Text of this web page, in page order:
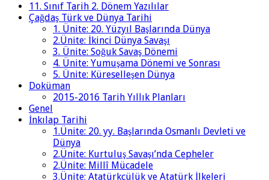
11. Sınıf Tarih 2. Dönem Yazılılar
Çağdaş Türk ve Dünya Tarihi
1. Ünite: 20. Yüzyıl Başlarında Dünya
2.Ünite: İkinci Dünya Savaşı
3. Ünite: Soğuk Savaş Dönemi
4. Ünite: Yumuşama Dönemi ve Sonrası
5. Ünite: Küreselleşen Dünya
Doküman
2015-2016 Tarih Yıllık Planları
Genel
İnkılap Tarihi
1.Ünite: 20. yy. Başlarında Osmanlı Devleti ve
Dünya
2.Ünite: Kurtuluş Savaşı’nda Cepheler
2.Ünite: Millî Mücadele
3.Ünite: Atatürkçülük ve Atatürk İlkeleri